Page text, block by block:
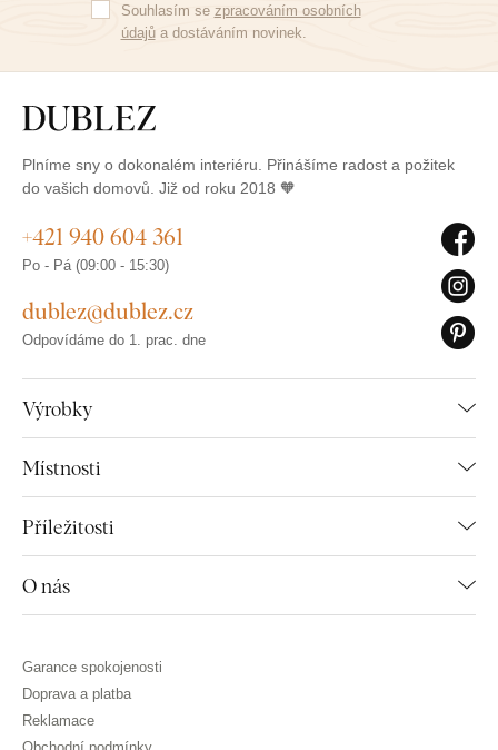
Souhlasím se zpracováním osobních
údajůa dostáváním novinek.
Plníme sny o dokonalém interiéru. Přinášíme radost a požitek
do vašich domovů. Již od roku 2018 🧡
Výrobky
Místnosti
Příležitosti
O nás
+421 940 604 361
Po - Pá (09:00 - 15:30)
dublez@dublez.cz
Odpovídáme do 1. prac. dne
Garance spokojenosti
Doprava a platba
Reklamace